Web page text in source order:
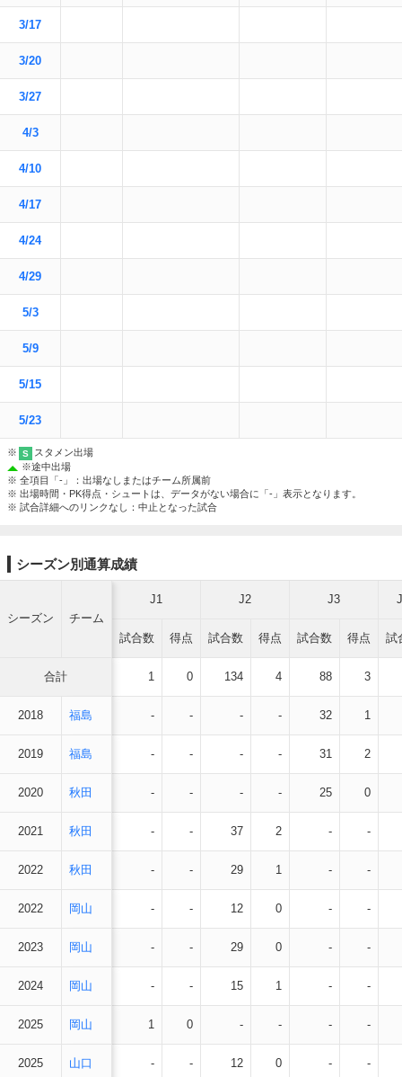
3/17
3/20
3/27
4/3
4/10
4/17
4/24
4/29
5/3
5/9
5/15
5/23
※ S
スタメン出場
※途中出場
※ 全項目「-」：出場なしまたはチーム所属前
※ 出場時間・PK得点・シュートは、データがない場合に「-」表示となります。
※ 試合詳細へのリンクなし：中止となった試合
シーズン別通算成績
シーズン チーム
J1 J2 J3
試合数 得点 試合数 得点 試合数 得点 試
合計 1 0 134 4 88 3
2018 福島 - - - - 32 1
2019 福島 - - - - 31 2
2020 秋田 - - - - 25 0
2021 秋田 - - 37 2 - -
2022 秋田 - - 29 1 - -
2022 岡山 - - 12 0 - -
2023 岡山 - - 29 0 - -
2024 岡山 - - 15 1 - -
2025 岡山 1 0 - - - -
2025 山口 - - 12 0 - -